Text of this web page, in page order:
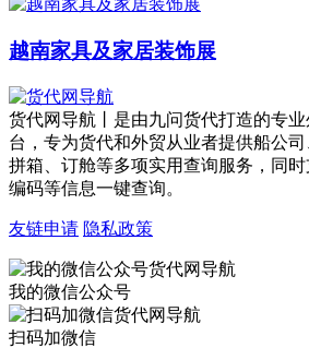
越南家具及家居装饰展
货代网导航丨是由九问货代打造的专
台，专为货代和外贸从业者提供船公司
拼箱、订舱等多项实用查询服务，同
编码等信息一键查询。
友链申请 隐私政策
我的微信公众号
扫码加微信